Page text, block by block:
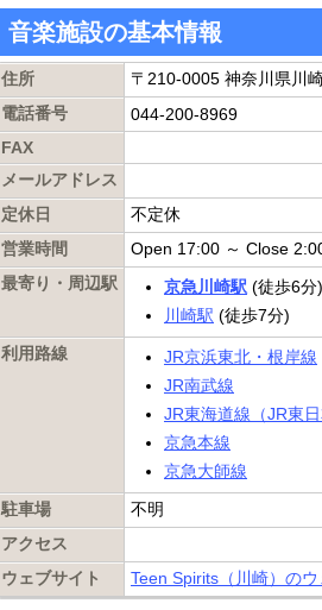
音楽施設の基本情報
住所
〒210-0005 神奈川県川
電話番号
044-200-8969
FAX
メールアドレス
定休日
不定休
営業時間
Open 17:00 ～ Close
最寄り・周辺駅
京急川崎駅 (徒歩6分)
川崎駅 (徒歩7分)
利用路線
JR京浜東北・根岸線
JR南武線
JR東海道線（JR東日
京急本線
京急大師線
駐車場
不明
アクセス
ウェブサイト
Teen Spirits（川崎）の